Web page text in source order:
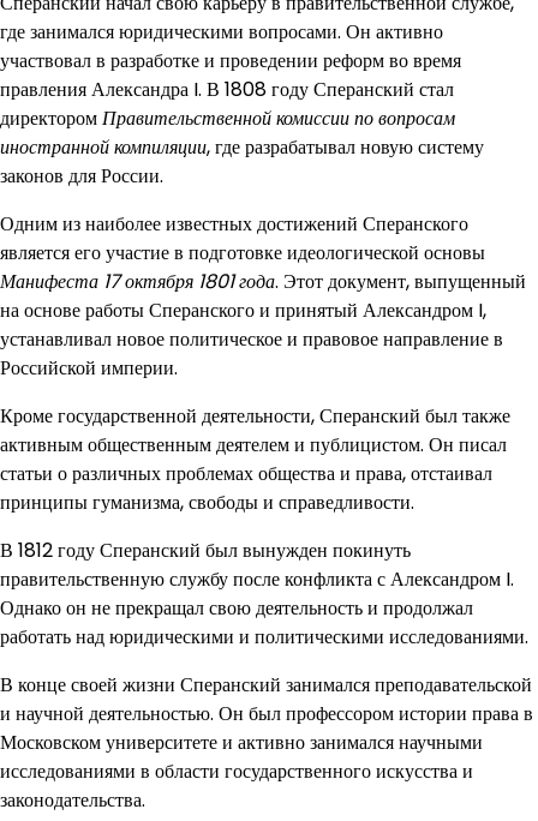
где занимался юридическими вопросами. Он активно
участвовал в разработке и проведении реформ во время
правления Александра I. В 1808 году Сперанский стал
директоромПравительственной комиссии по вопросам
иностранной компиляции, где разрабатывал новую систему
законов для России.
Одним из наиболее известных достижений Сперанского
является его участие в подготовке идеологической основы
Манифеста 17 октября 1801 года. Этот документ, выпущенный
на основе работы Сперанского и принятый Александром I,
устанавливал новое политическое и правовое направление в
Российской империи.
Кроме государственной деятельности, Сперанский был также
активным общественным деятелем и публицистом. Он писал
статьи о различных проблемах общества и права, отстаивал
принципы гуманизма, свободы и справедливости.
В 1812 году Сперанский был вынужден покинуть
правительственную службу после конфликта с Александром I.
Однако он не прекращал свою деятельность и продолжал
работать над юридическими и политическими исследованиями.
В конце своей жизни Сперанский занимался преподавательской
и научной деятельностью. Он был профессором истории права в
Московском университете и активно занимался научными
исследованиями в области государственного искусства и
законодательства.